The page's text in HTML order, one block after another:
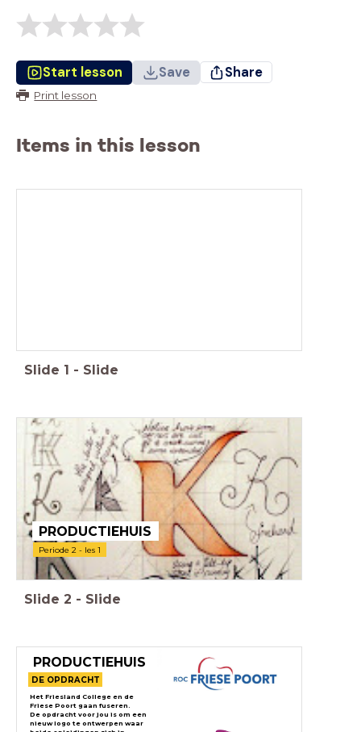
Start lesson Save Share
Print lesson
Items in this lesson
Slide 1 - Slide
Periode 2 - les 1
PRODUCTIEHUIS
Slide 2 - Slide
Het Friesland College en de
Friese Poort gaan fuseren.
De opdracht voor jou is om een
nieuw logo te ontwerpen waar
PRODUCTIEHUIS
DE OPDRACHT